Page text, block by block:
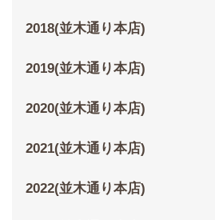
2018(並木通り本店)
2019(並木通り本店)
2020(並木通り本店)
2021(並木通り本店)
2022(並木通り本店)